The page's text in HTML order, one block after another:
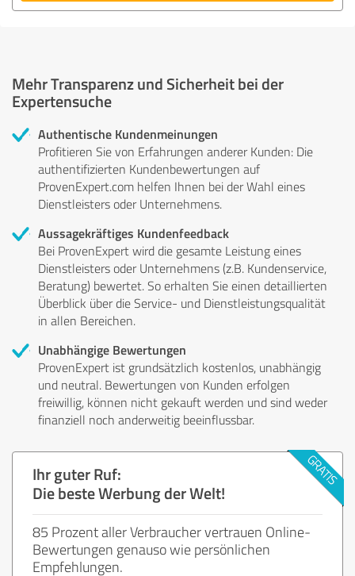
Mehr Transparenz und Sicherheit bei der
Expertensuche
Authentische Kundenmeinungen
Profitieren Sie von Erfahrungen anderer Kunden: Die
authentifizierten Kundenbewertungen auf
ProvenExpert.com helfen Ihnen bei der Wahl eines
Dienstleisters oder Unternehmens.
Aussagekräftiges Kundenfeedback
Bei ProvenExpert wird die gesamte Leistung eines
Dienstleisters oder Unternehmens (z.B. Kundenservice,
Beratung) bewertet. So erhalten Sie einen detaillierten
Überblick über die Service- und Dienstleistungsqualität
in allen Bereichen.
Unabhängige Bewertungen
ProvenExpert ist grundsätzlich kostenlos, unabhängig
und neutral. Bewertungen von Kunden erfolgen
freiwillig, können nicht gekauft werden und sind weder
finanziell noch anderweitig beeinflussbar.
Ihr guter Ruf:
Die beste Werbung der Welt!
85 Prozent aller Verbraucher vertrauen Online-
Bewertungen genauso wie persönlichen
Empfehlungen.